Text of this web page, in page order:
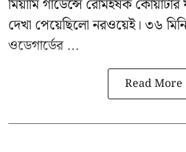
মিয়ামি গার্ডেন্সে রোমহর্ষক
দেখা পেয়েছিলো নরওয়েই। ৩৬
ওডেগার্ডের ...
Read More